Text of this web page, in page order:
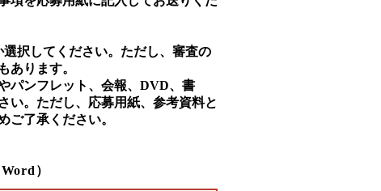
択してください。ただし、審査の
あります。
パンフレット、会報、DVD、書
い。ただし、応募用紙、参考資料と
ご了承ください。
）